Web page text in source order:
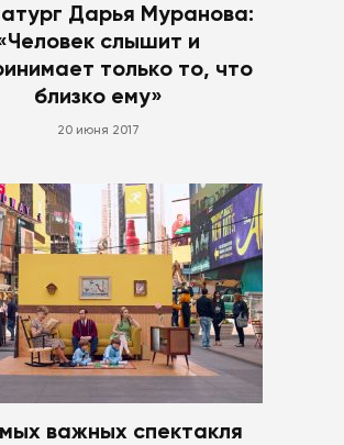
Дарья Муранова:
слышит и
только то, что
близко ему»
20 июня 2017
важных спектакля